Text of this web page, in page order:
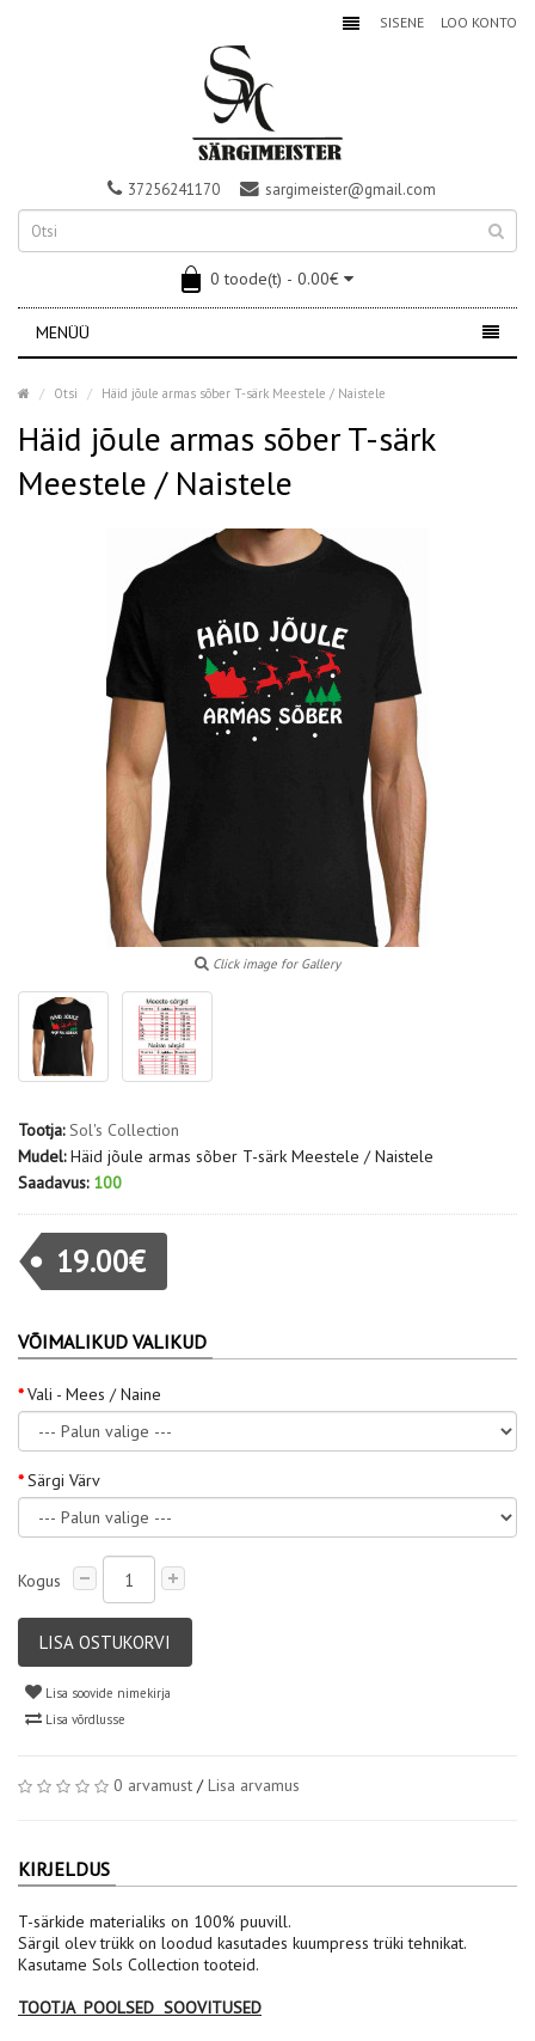
SISENE LOO KONTO
37256241170 sargimeister@gmail.com
0 toode(t) - 0.00€
MENÜÜ
Otsi Häid jõule armas sõber T-särk Meestele / Naistele
Häid jõule armas sõber T-särk
Meestele / Naistele
Click image for Gallery
Tootja: Sol's Collection
Mudel: Häid jõule armas sõber T-särk Meestele / Naistele
Saadavus: 100
19.00€
VÕIMALIKUD VALIKUD
Vali - Mees / Naine
Särgi Värv
Kogus
LISA OSTUKORVI
Lisa soovide nimekirja
Lisa võrdlusse
0 arvamust /Lisa arvamus
KIRJELDUS
T-särkide materialiks on 100% puuvill.
Särgil olev trükk on loodud kasutades kuumpress trüki tehnikat.
Kasutame Sols Collection tooteid.
TOOTJA POOLSED SOOVITUSED